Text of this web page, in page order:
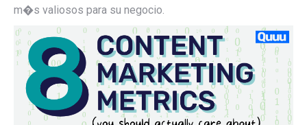
m�s valiosos para su negocio.